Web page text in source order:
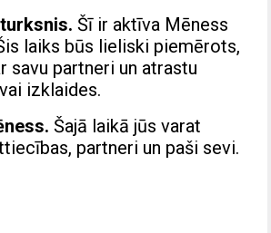
Šī ir aktīva Mēness
laiks būs lieliski piemērots,
savu partneri un atrastu
izklaides.
Šajā laikā jūs varat
partneri un paši sevi.